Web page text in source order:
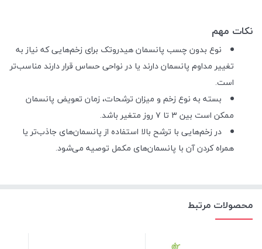
نکات مهم
نوع بدون چسب پانسمان هیدروتک برای زخم‌هایی که نیاز به
تغییر مداوم پانسمان دارند یا در نواحی حساس قرار دارند مناسب‌تر
است.
بسته به نوع زخم و میزان ترشحات، زمان تعویض پانسمان
ممکن است بین ۳ تا ۷ روز متغیر باشد.
در زخم‌هایی با ترشح بالا استفاده از پانسمان‌های جاذب‌تر یا
همراه کردن آن با پانسمان‌های مکمل توصیه می‌شود.
محصولات مرتبط